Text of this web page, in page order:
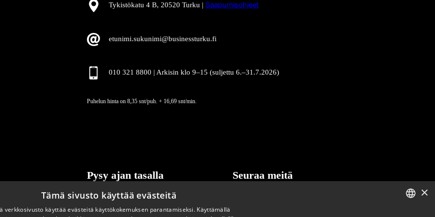
Tykistökatu 4 B, 20520 Turku | Saapumisohjeet
etunimi.sukunimi@businessturku.fi
010 321 8800 | Arkisin klo 9–15 (suljettu 6.–31.7.2026)
Puhelun hinta on 8,35 snt/puh. + 16,69 snt/min.
Pysy ajan tasalla
Tilaa uutiskirjeemme
Seuraa meitä
×
Tämä sivusto käyttää evästeitä
verkkosivusto käyttää evästeitä käyttökokemuksen parantamiseksi. Käyttämällä